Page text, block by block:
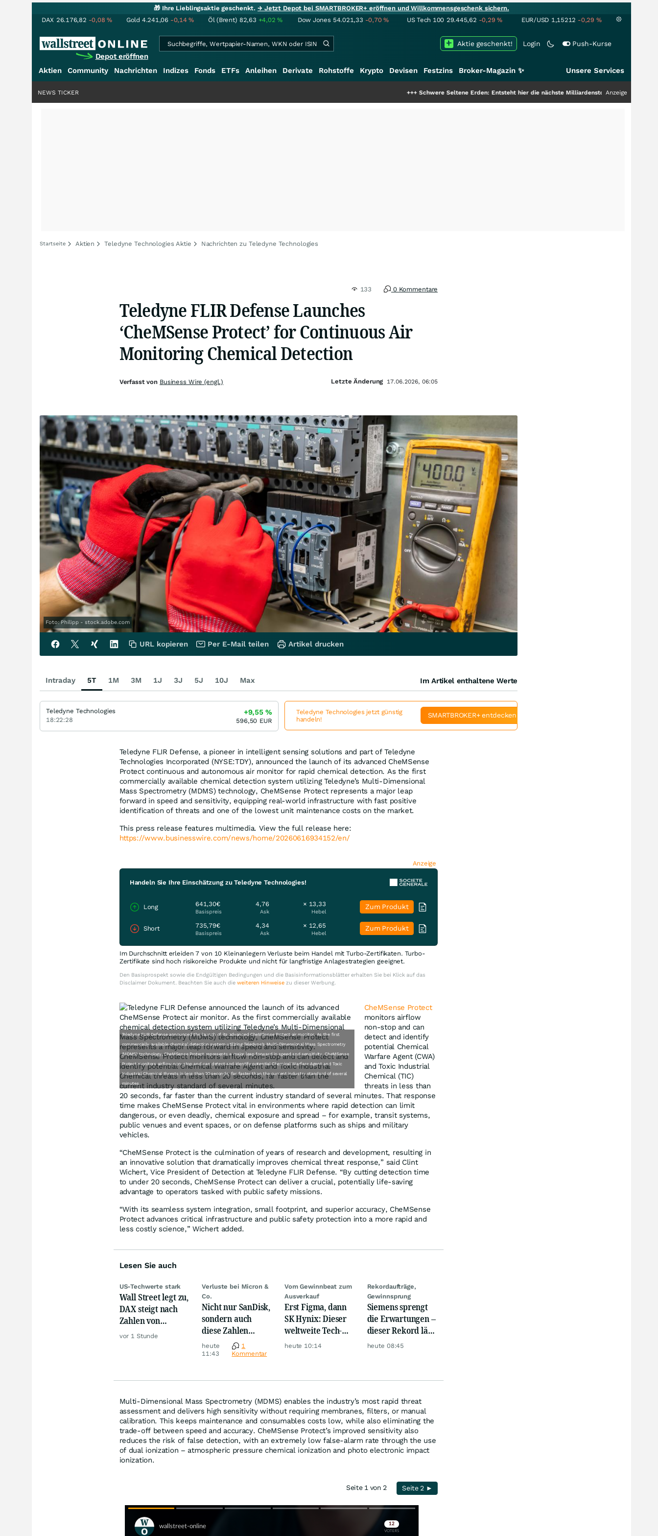
🎁 Ihre Lieblingsaktie geschenkt.→ Jetzt Depot bei SMARTBROKER+ eröffnen und Willkommensgeschenk sichern.
DAX 26.176,82 -0,08% Gold 4.241,06 -0,14% Öl (Brent) 82,63 +4,02% Dow Jones 54.021,33 -0,70% US Tech 100 29.445,62 -0,29% EUR/USD 1,15212 -0,29 %
Depot eröffnen
Login Push-Kurse
Aktie geschenkt!
Aktien Community Nachrichten Indizes Fonds ETFs Anleihen Derivate Rohstoffe Krypto Devisen Festzins Broker-Magazin ✨ Unsere Services
Schwere Seltene Erden: Entsteht hier die nächste Milliardenstory?+++ Anzeige
NEWS TICKER
Startseite Aktien Teledyne Technologies Aktie Nachrichten zu Teledyne Technologies
133 0 Kommentare
Teledyne FLIR Defense Launches
‘CheMSense Protect’ for Continuous Air
Monitoring Chemical Detection
Foto: Philipp - stock.adobe.com
Teledyne FLIR Defense, a pioneer in intelligent sensing solutions and part of Teledyne
Technologies Incorporated (NYSE:TDY), announced the launch of its advanced CheMSense
Protect continuous and autonomous air monitor for rapid chemical detection. As the first
commercially available chemical detection system utilizing Teledyne’s Multi-Dimensional
Mass Spectrometry (MDMS) technology, CheMSense Protect represents a major leap
forward in speed and sensitivity, equipping real-world infrastructure with fast positive
identification of threats and one of the lowest unit maintenance costs on the market.
This press release features multimedia. View the full release here:
https://www.businesswire.com/news/home/20260616934152/en/
Anzeige
Handeln Sie Ihre Einschätzung zu Teledyne Technologies!
Long 641,30€
Basispreis
4,76
Ask
× 13,33
Hebel
Zum Produkt
Short 735,79€
Basispreis
4,34
Ask
× 12,65
Hebel
Zum Produkt
Im Durchschnitt erleiden 7 von 10 Kleinanlegern Verluste beim Handel mit Turbo-Zertifikaten. Turbo-
Zertifikate sind hoch risikoreiche Produkte und nicht für langfristige Anlagestrategien geeignet.
Den Basisprospekt sowie die Endgültigen Bedingungen und die Basisinformationsblätter erhalten Sie bei Klick auf das
Disclaimer Dokument. Beachten Sie auch die weiteren Hinweisezu dieser Werbung.
Teledyne FLIR Defense announced the launch of its advanced CheMSense Protect air monitor. As the first
commercially available chemical detection system utilizing Teledyne’s Multi-Dimensional Mass Spectrometry
(MDMS) technology, CheMSense Protect represents a major leap forward in speed and sensitivity. CheMSense
Protect monitors airflow non-stop and can detect and identify potential Chemical Warfare Agent and Toxic
Industrial Chemical threats in less than 20 seconds, far faster than the current industry standard of several
minutes.
CheMSense Protect
monitors airflow
non-stop and can
detect and identify
potential Chemical
Warfare Agent (CWA)
and Toxic Industrial
Chemical (TIC)
threats in less than
20 seconds, far faster than the current industry standard of several minutes. That response
time makes CheMSense Protect vital in environments where rapid detection can limit
dangerous, or even deadly, chemical exposure and spread – for example, transit systems,
public venues and event spaces, or on defense platforms such as ships and military
vehicles.
“CheMSense Protect is the culmination of years of research and development, resulting in
an innovative solution that dramatically improves chemical threat response,” said Clint
Wichert, Vice President of Detection at Teledyne FLIR Defense. “By cutting detection time
to under 20 seconds, CheMSense Protect can deliver a crucial, potentially life-saving
advantage to operators tasked with public safety missions.
“With its seamless system integration, small footprint, and superior accuracy, CheMSense
Protect advances critical infrastructure and public safety protection into a more rapid and
less costly science,” Wichert added.
Lesen Sie auch
US-Techwerte stark
Wall Street legt zu,
DAX steigt nach
Zahlen von
Telekom, Henkel
vor 1 Stunde
Verluste bei Micron &
Co.
Nicht nur SanDisk,
sondern auch
diese Zahlen
sorgen jetzt für
Ärger!
heute
11:43
1
Kommentar
Vom Gewinnbeat zum
Ausverkauf
Erst Figma, dann
SK Hynix: Dieser
weltweite Tech-
Crash vernichtet
heute 10:14
Rekordaufträge,
Gewinnsprung
Siemens sprengt
die Erwartungen –
dieser Rekord lässt
Anleger
heute 08:45
Multi-Dimensional Mass Spectrometry (MDMS) enables the industry’s most rapid threat
assessment and delivers high sensitivity without requiring membranes, filters, or manual
calibration. This keeps maintenance and consumables costs low, while also eliminating the
trade-off between speed and accuracy. CheMSense Protect’s improved sensitivity also
reduces the risk of false detection, with an extremely low false-alarm rate through the use
of dual ionization – atmospheric pressure chemical ionization and photo electronic impact
ionization.
Seite 1 von 2 Seite 2 ►
Skip
Verfasst von Business Wire (engl.) Letzte Änderung 17.06.2026, 06:05
URL kopieren Per E-Mail teilen Artikel drucken
Intraday 5T 1M 3M 1J 3J 5J 10J Max Im Artikel enthaltene Werte
Teledyne Technologies
18:22:28
+9,55%
596,50 EUR
Teledyne Technologies jetzt günstig
handeln!
SMARTBROKER+ entdecken